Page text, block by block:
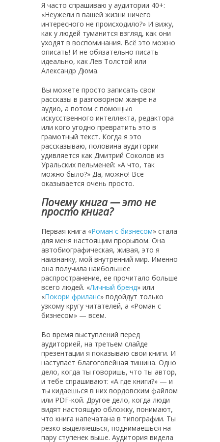
Я часто спрашиваю у аудитории 40+:
«Неужели в вашей жизни ничего
интересного не происходило?» И вижу,
как у людей туманится взгляд, как они
уходят в воспоминания. Всё это можно
описать! И не обязательно писать
идеально, как Лев Толстой или
Александр Дюма.
Вы можете просто записать свои
рассказы в разговорном жанре на
аудио, а потом с помощью
искусственного интеллекта, редактора
или кого угодно превратить это в
грамотный текст. Когда я это
рассказываю, половина аудитории
удивляется как Дмитрий Соколов из
Уральских пельменей: «А что, так
можно было?» Да, можно! Всё
оказывается очень просто.
Почему книга — это не
просто книга?
Первая книга «Роман с бизнесом» стала
для меня настоящим прорывом. Она
автобиографическая, живая, это я
наизнанку, мой внутренний мир. Именно
она получила наибольшее
распространение, ее прочитало больше
всего людей. «Личный бренд» или
«Покори фриланс» подойдут только
узкому кругу читателей, а «Роман с
бизнесом» — всем.
Во время выступлений перед
аудиторией, на третьем слайде
презентации я показываю свои книги. И
наступает благоговейная тишина. Одно
дело, когда ты говоришь, что ты автор,
и тебе спрашивают: «А где книги?» — и
ты кидаешься в них вордовским файлом
или PDF-кой. Другое дело, когда люди
видят настоящую обложку, понимают,
что книга напечатана в типографии. Ты
резко выделяешься, поднимаешься на
пару ступенек выше. Аудитория видела